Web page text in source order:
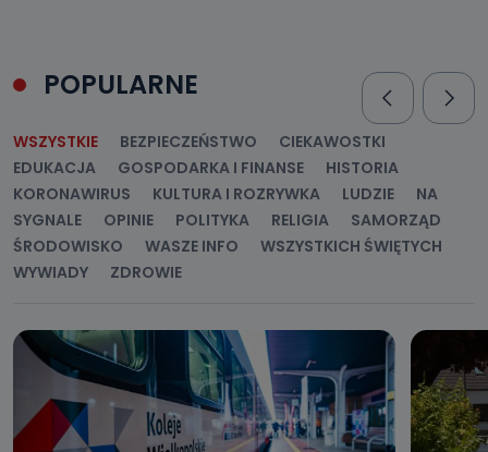
POPULARNE
WSZYSTKIE BEZPIECZEŃSTWO
CIEKAWOSTKI
EDUKACJA
GOSPODARKA I FINANSE
HISTORIA
KORONAWIRUS
KULTURA I ROZRYWKA LUDZIE
NA
SYGNALE
OPINIE POLITYKA RELIGIA
SAMORZĄD
ŚRODOWISKO
WASZE INFO
WSZYSTKICH ŚWIĘTYCH
WYWIADY
ZDROWIE